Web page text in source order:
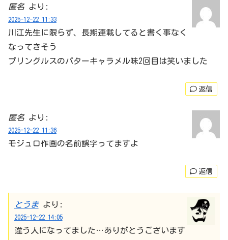
匿名 より:
2025-12-22 11:33
川江先生に限らず、長期連載してると書く事なく
なってきそう
プリングルスのバターキャラメル味2回目は笑いました
返信
匿名 より:
2025-12-22 11:36
モジュロ作画の名前誤字ってますよ
返信
とうま より:
2025-12-22 14:05
違う人になってました…ありがとうございます